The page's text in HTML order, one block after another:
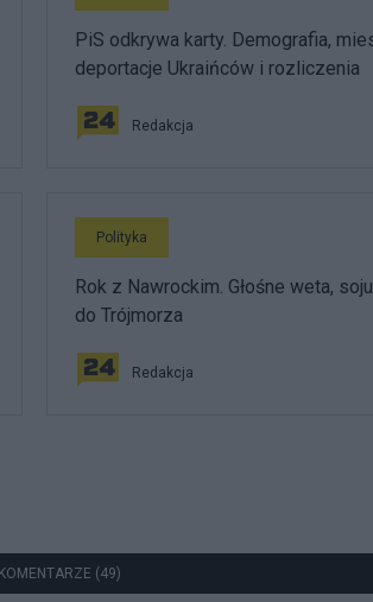
PiS odkrywa karty. Demografia,
deportacje Ukraińców i rozliczenia
Redakcja
Polityka
Rok z Nawrockim. Głośne weta,
do Trójmorza
Redakcja
(49)